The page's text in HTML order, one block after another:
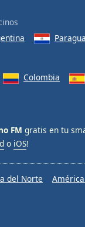
Colombia
FM gratis en tu
o iOS!
del Norte